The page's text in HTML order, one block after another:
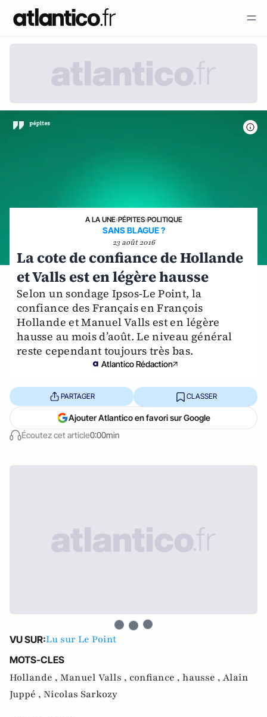
A LA UNE›PÉPITES›POLITIQUE
SANS BLAGUE ?
23 août 2016
La cote de confiance de Hollande
et Valls est en légère hausse
Selon un sondage Ipsos-Le Point, la
confiance des Français en François
Hollande et Manuel Valls est en légère
hausse au mois d’août. Le niveau général
reste cependant toujours très bas.
Atlantico Rédaction
Écoutez cet article0:00min
PARTAGER CLASSER
Ajouter Atlantico en favori sur Google
VU SUR:Lu sur Le Point
MOTS-CLES
Hollande , Manuel Valls , confiance , hausse , Alain
Juppé , Nicolas Sarkozy